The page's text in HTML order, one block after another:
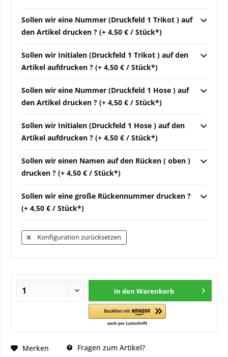
Sollen wir eine Nummer (Druckfeld 1 Trikot ) auf
den Artikel drucken ? (+ 4,50 € / Stück*)
Sollen wir Initialen (Druckfeld 1 Trikot ) auf den
Artikel aufdrucken ? (+ 4,50 € / Stück*)
Sollen wir eine Nummer (Druckfeld 1 Hose ) auf
den Artikel drucken ? (+ 4,50 € / Stück*)
Sollen wir Initialen (Druckfeld 1 Hose ) auf den
Artikel aufdrucken ? (+ 4,50 € / Stück*)
Sollen wir einen Namen auf den Rücken ( oben )
drucken ? (+ 4,50 € / Stück*)
Sollen wir eine große Rückennummer drucken ?
(+ 4,50 € / Stück*)
Konfiguration zurücksetzen
In den Warenkorb
Merken Fragen zum Artikel?